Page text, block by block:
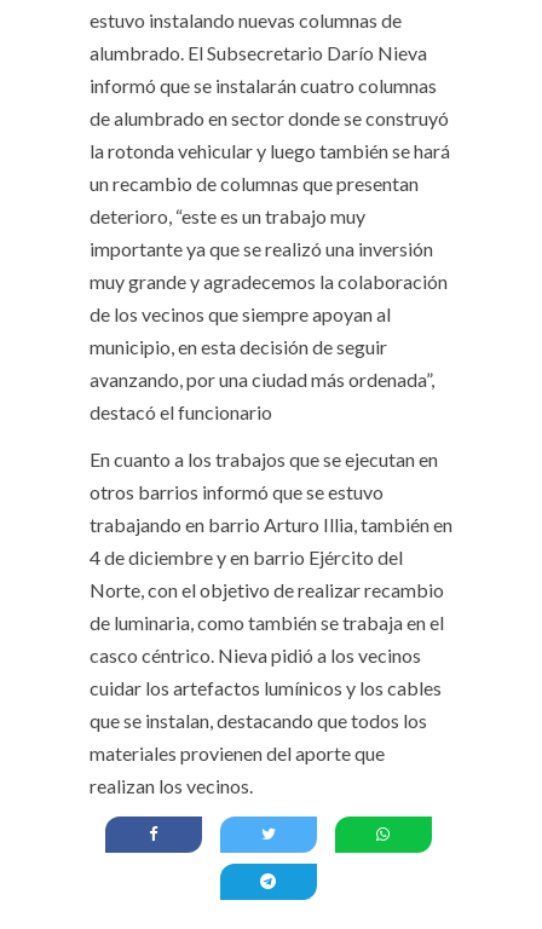
estuvo instalando nuevas columnas de
alumbrado. El Subsecretario Darío Nieva
informó que se instalarán cuatro columnas
de alumbrado en sector donde se construyó
la rotonda vehicular y luego también se hará
un recambio de columnas que presentan
deterioro, “este es un trabajo muy
importante ya que se realizó una inversión
muy grande y agradecemos la colaboración
de los vecinos que siempre apoyan al
municipio, en esta decisión de seguir
avanzando, por una ciudad más ordenada”,
destacó el funcionario
En cuanto a los trabajos que se ejecutan en
otros barrios informó que se estuvo
trabajando en barrio Arturo Illia, también en
4 de diciembre y en barrio Ejército del
Norte, con el objetivo de realizar recambio
de luminaria, como también se trabaja en el
casco céntrico. Nieva pidió a los vecinos
cuidar los artefactos lumínicos y los cables
que se instalan, destacando que todos los
materiales provienen del aporte que
realizan los vecinos.